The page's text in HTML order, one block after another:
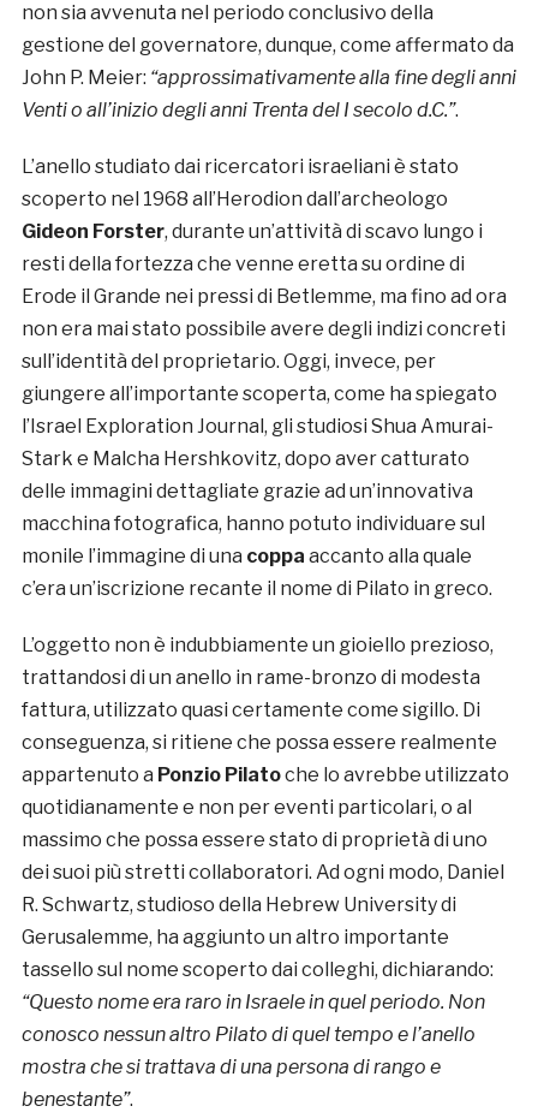
non sia avvenuta nel periodo conclusivo della
gestione del governatore, dunque, come affermato da
John P. Meier: “approssimativamente alla fine degli anni
Venti o all’inizio degli anni Trenta del I secolo d.C.”.
L’anello studiato dai ricercatori israeliani è stato
scoperto nel 1968 all’Herodion dall’archeologo
Gideon Forster, durante un’attività di scavo lungo i
resti della fortezza che venne eretta su ordine di
Erode il Grande nei pressi di Betlemme, ma fino ad ora
non era mai stato possibile avere degli indizi concreti
sull’identità del proprietario. Oggi, invece, per
giungere all’importante scoperta, come ha spiegato
l’Israel Exploration Journal, gli studiosi Shua Amurai-
Stark e Malcha Hershkovitz, dopo aver catturato
delle immagini dettagliate grazie ad un’innovativa
macchina fotografica, hanno potuto individuare sul
monile l’immagine di una coppa accanto alla quale
c’era un’iscrizione recante il nome di Pilato in greco.
L’oggetto non è indubbiamente un gioiello prezioso,
trattandosi di un anello in rame-bronzo di modesta
fattura, utilizzato quasi certamente come sigillo. Di
conseguenza, si ritiene che possa essere realmente
appartenuto a Ponzio Pilatoche lo avrebbe utilizzato
quotidianamente e non per eventi particolari, o al
massimo che possa essere stato di proprietà di uno
dei suoi più stretti collaboratori. Ad ogni modo, Daniel
R. Schwartz, studioso della Hebrew University di
Gerusalemme, ha aggiunto un altro importante
tassello sul nome scoperto dai colleghi, dichiarando:
“Questo nome era raro in Israele in quel periodo. Non
conosco nessun altro Pilato di quel tempo e l’anello
mostra che si trattava di una persona di rango e
benestante”.